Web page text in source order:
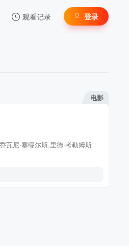
观看记录 登录
电影
瓦尼·塞缪尔斯,里德·考勒姆斯